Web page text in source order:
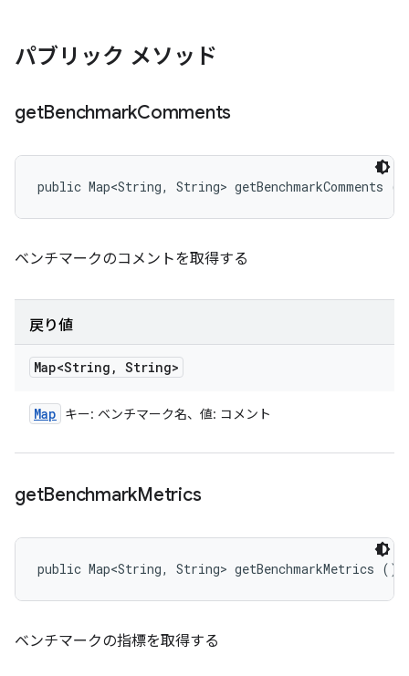
パブリック メソッド
getBenchmarkComments
public Map<String, String> getBenchmarkComments ()
ベンチマークのコメントを取得する
戻り値
Map<String , String>
Map キー: ベンチマーク名、値: コメント
getBenchmarkMetrics
public Map<String, String> getBenchmarkMetrics ()
ベンチマークの指標を取得する